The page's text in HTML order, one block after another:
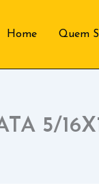
Home Quem
5/